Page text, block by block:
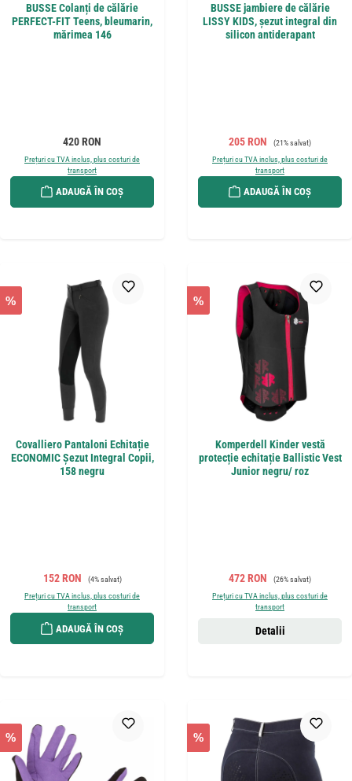
BUSSE Colanți de călărie
PERFECT-FIT Teens, bleumarin,
mărimea 146
Preț obișnuit:
420 RON
Prețuri cu TVA inclus, plus costuri de
transport
ADAUGĂ ÎN COȘ
BUSSE jambiere de călărie
LISSY KIDS, șezut integral din
silicon antiderapant
Preț de vânzare:
205 RON Preț obișnuit:
(21% salvat)
Prețuri cu TVA inclus, plus costuri de
transport
ADAUGĂ ÎN COȘ
%
Covalliero Pantaloni Echitație
ECONOMIC Șezut Integral Copii,
158 negru
Preț de vânzare:
152 RON Preț obișnuit:
(4% salvat)
Prețuri cu TVA inclus, plus costuri de
transport
ADAUGĂ ÎN COȘ
%
Komperdell Kinder vestă
protecție echitație Ballistic Vest
Junior negru/ roz
Preț de vânzare:
472 RON Preț obișnuit:
(26% salvat)
Prețuri cu TVA inclus, plus costuri de
transport
Detalii
% %